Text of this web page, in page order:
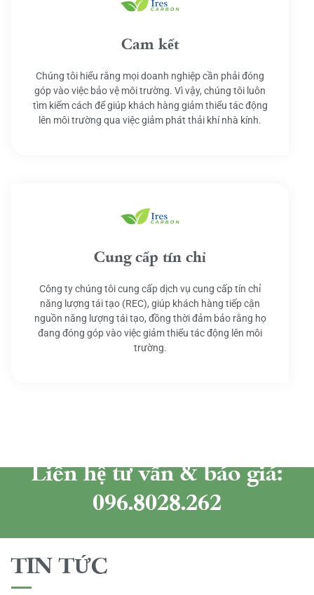
Cam kết
Chúng tôi hiểu rằng mọi doanh nghiệp cần phải đóng
góp vào việc bảo vệ môi trường. Vì vậy, chúng tôi luôn
tìm kiếm cách để giúp khách hàng giảm thiểu tác động
lên môi trường qua việc giảm phát thải khí nhà kính.
Cung cấp tín chỉ
Công ty chúng tôi cung cấp dịch vụ cung cấp tín chỉ
năng lượng tái tạo (REC), giúp khách hàng tiếp cận
nguồn năng lượng tái tạo, đồng thời đảm bảo rằng họ
đang đóng góp vào việc giảm thiểu tác động lên môi
trường.
Liên hệ tư vấn & báo giá:
096.8028.262
TIN TỨC